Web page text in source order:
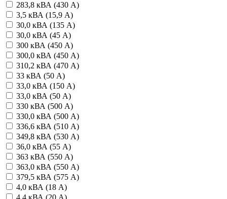
283,8 кВА (430 А)
3,5 кВА (15,9 А)
30,0 кВА (135 А)
30,0 кВА (45 А)
300 кВА (450 А)
300,0 кВА (450 А)
310,2 кВА (470 А)
33 кВА (50 А)
33,0 кВА (150 А)
33,0 кВА (50 А)
330 кВА (500 А)
330,0 кВА (500 А)
336,6 кВА (510 А)
349,8 кВА (530 А)
36,0 кВА (55 А)
363 кВА (550 А)
363,0 кВА (550 А)
379,5 кВА (575 А)
4,0 кВА (18 А)